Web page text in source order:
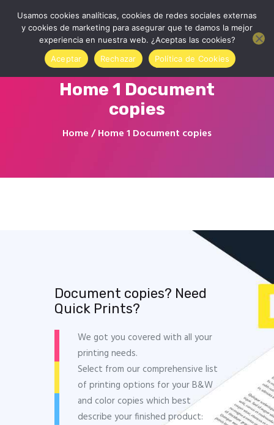
Home 1 Document
copies
Home Home 1 Document copies
Inicio
Quienes somos
Contactar
Blog
Document copies? Need
Quick Prints?
We got you covered with all your
printing needs.
Select from our comprehensive list
of printing options for your B&W
and color copies which best
describe your finished product:
Usamos cookies analíticas, cookies de redes sociales externas
y cookies de marketing para asegurar que te damos la mejor
experiencia en nuestra web. ¿Aceptas las cookies?
Aceptar
Rechazar Política de Cookies